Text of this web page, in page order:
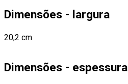
Dimensões - largura
20,2 cm
Dimensões - espessura